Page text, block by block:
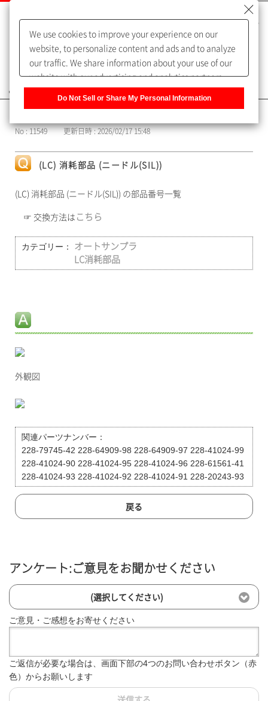
よくあるご質問（FAQ）
No : 11549 更新日時 : 2026/02/17 15:48
(LC) 消耗部品 (ニードル(SIL))
(LC) 消耗部品 (ニードル(SIL)) の部品番号一覧
☞ 交換方法は こちら
カテゴリー：
オートサンプラ
LC消耗部品
外観図
関連パーツナンバー：
228-79745-42 228-64909-98 228-64909-97 228-41024-99
228-41024-90 228-41024-95 228-41024-96 228-61561-41
228-41024-93 228-41024-92 228-41024-91 228-20243-93
戻る
アンケート:ご意見をお聞かせください
(選択してください)
ご意見・ご感想をお寄せください
ご返信が必要な場合は、画面下部の4つのお問い合わせボタン（赤
色）からお願いします
We use cookies to improve your experience on our
website, to personalize content and ads and to analyze
our traffic. We share information about your use of our
website with our advertising and analytics partners,
of our sharing information about you with our partners.
Information] to customize your cookie settings on our
Do Not Sell or Share My Personal Information